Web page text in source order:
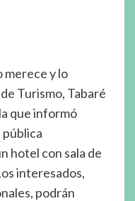
merece y lo
Turismo, Tabaré
que informó
pública
hotel con sala de
interesados,
podrán